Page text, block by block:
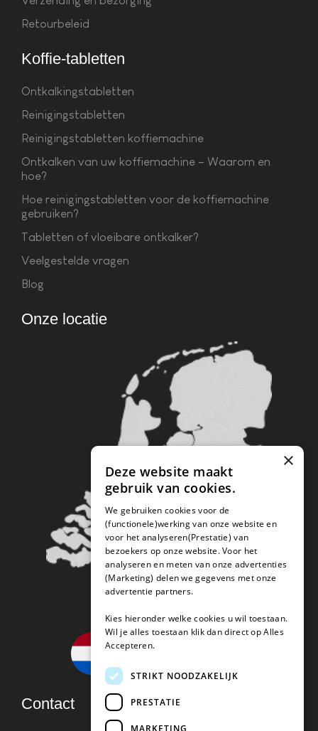
Retourbeleid
Koffie-tabletten
Ontkalkingstabletten
Reinigingstabletten
Reinigingstabletten koffiemachine
Ontkalken van uw koffiemachine – Waarom en
hoe?
Hoe reinigingstabletten voor de koffiemachine
gebruiken?
Tabletten of vloeibare ontkalker?
Veelgestelde vragen
Blog
Onze locatie
Contact
×
Deze website maakt
gebruik van cookies.
We gebruiken cookies voor de
(functionele)werking van onze website en
voor het analyseren(Prestatie) van
bezoekers op onze website. Voor het
analyseren en meten van onze advertenties
(Marketing) delen we gegevens met onze
advertentie partners.
Kies hieronder welke cookies u wil toestaan.
Wil je alles toestaan klik dan direct op Alles
Accepteren.
STRIKT NOODZAKELIJK
PRESTATIE
MARKETING